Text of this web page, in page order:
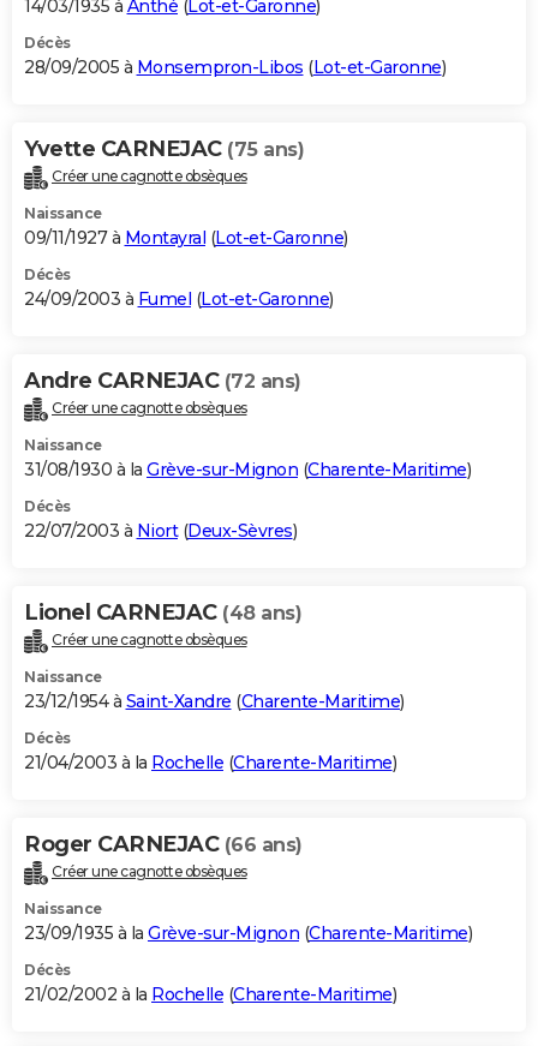
14/03/1935 à Anthé (Lot-et-Garonne)
Décès
28/09/2005 à Monsempron-Libos (Lot-et-Garonne)
Yvette CARNEJAC (75 ans)
Créer une cagnotte obsèques
Naissance
09/11/1927 à Montayral (Lot-et-Garonne)
Décès
24/09/2003 à Fumel (Lot-et-Garonne)
Andre CARNEJAC (72 ans)
Créer une cagnotte obsèques
Naissance
31/08/1930 à la Grève-sur-Mignon (Charente-Maritime)
Décès
22/07/2003 à Niort(Deux-Sèvres)
Lionel CARNEJAC (48 ans)
Créer une cagnotte obsèques
Naissance
23/12/1954 à Saint-Xandre (Charente-Maritime)
Décès
21/04/2003 à la Rochelle (Charente-Maritime)
Roger CARNEJAC (66 ans)
Créer une cagnotte obsèques
Naissance
23/09/1935 à la Grève-sur-Mignon (Charente-Maritime)
Décès
21/02/2002 à la Rochelle (Charente-Maritime)